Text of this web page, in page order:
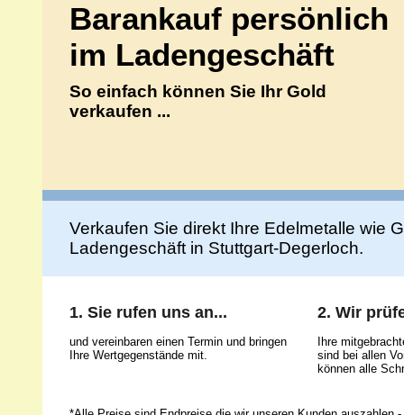
Barankauf persönlich
im Ladengeschäft
So einfach können Sie Ihr Gold
verkaufen ...
Verkaufen Sie direkt Ihre Edelmetalle wie
Ladengeschäft in Stuttgart-Degerloch.
1. Sie rufen uns an...
und vereinbaren einen Termin und bringen
Ihre Wertgegenstände mit.
2. Wir
Ihre
sind bei allen
können alle